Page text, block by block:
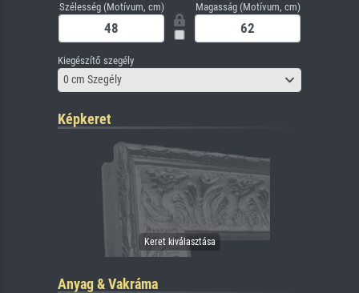
Szélesség (Motívum, cm) Magasság (Motívum, cm)
Kiegészítő szegély
0 cm Szegély
Képkeret
Anyag & Vakráma